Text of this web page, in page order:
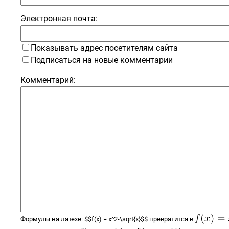
Электронная почта:
Показывать адрес посетителям сайта
Подписаться на новые комментарии
Комментарий:
Формулы на латехе:$$f(x) =x^2-\sqrt{x}$$ превратится в